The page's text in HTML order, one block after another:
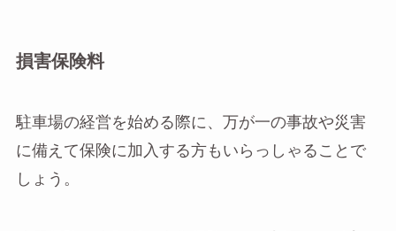
損害保険料
駐車場の経営を始める際に、万が一の事故や災害
に備えて保険に加入する方もいらっしゃることで
しょう。